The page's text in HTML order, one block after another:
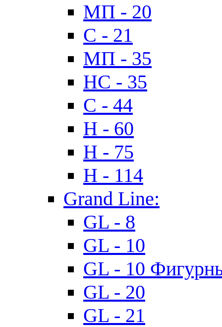
МП - 20
C - 21
МП - 35
HC - 35
C - 44
H - 60
H - 75
H - 114
Grand Line:
GL - 8
GL - 10
GL - 10
GL - 20
GL - 21